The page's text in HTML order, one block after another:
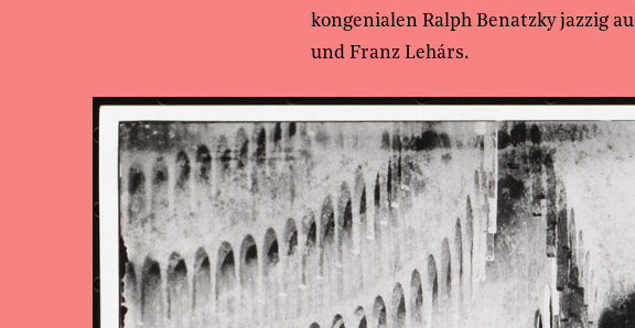
kongenialen Ralph Benatzky jazzig
und Franz Lehárs.